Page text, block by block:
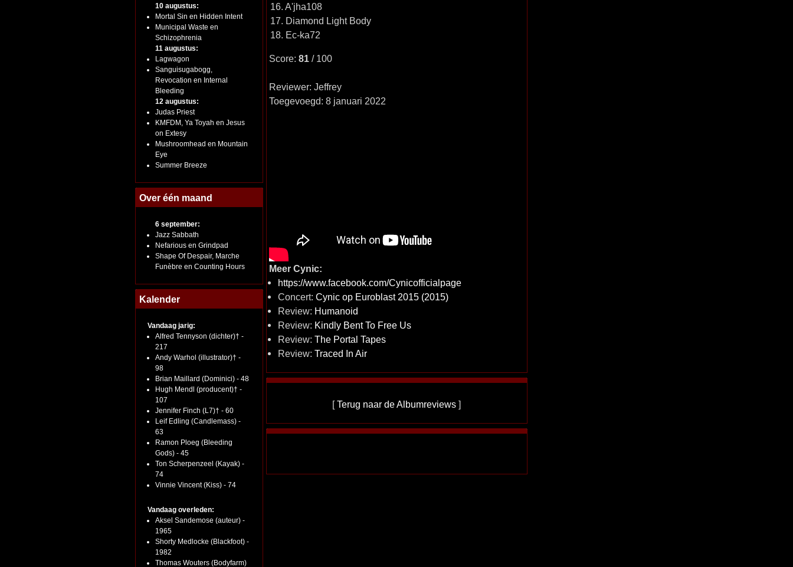
10 augustus:
Mortal Sin en Hidden Intent
Municipal Waste en
Schizophrenia
11 augustus:
Lagwagon
Sanguisugabogg,
Revocation en Internal
Bleeding
12 augustus:
Judas Priest
KMFDM, Ya Toyah en Jesus
on Extesy
Mushroomhead en Mountain
Eye
Summer Breeze
Over één maand
6 september:
Jazz Sabbath
Nefarious en Grindpad
Shape Of Despair, Marche
Funèbre en Counting Hours
Kalender
Vandaag jarig:
Alfred Tennyson (dichter)† -
217
Andy Warhol (illustrator)† -
98
Brian Maillard (Dominici) - 48
Hugh Mendl (producent)† -
107
Jennifer Finch (L7)† - 60
Leif Edling (Candlemass) -
63
Ramon Ploeg (Bleeding
Gods) - 45
Ton Scherpenzeel (Kayak) -
74
Vinnie Vincent (Kiss) - 74
Vandaag overleden:
Aksel Sandemose (auteur) -
1965
Shorty Medlocke (Blackfoot) -
1982
Thomas Wouters (Bodyfarm)
16. A'jha108
17. Diamond Light Body
18. Ec-ka72
Score: 81/ 100
Reviewer: Jeffrey
Toegevoegd: 8 januari 2022
Meer Cynic:
https://www.facebook.com/Cynicofficialpage
Concert: Cynic op Euroblast 2015 (2015)
Review: Humanoid
Review: Kindly Bent To Free Us
Review: The Portal Tapes
Review: Traced In Air
[Terug naar de Albumreviews ]